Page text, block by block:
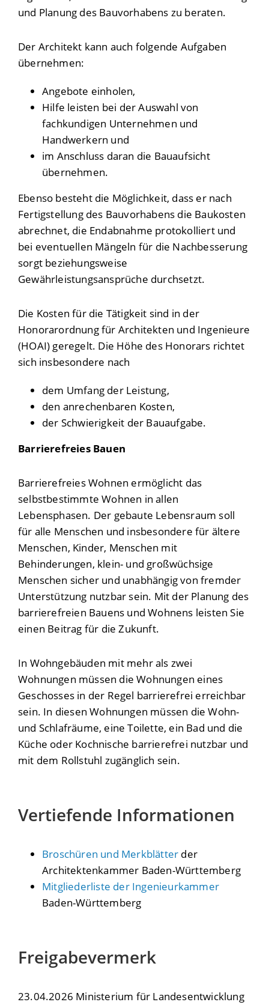
und Planung des Bauvorhabens zu beraten.
Der Architekt kann auch folgende Aufgaben
übernehmen:
Angebote einholen,
Hilfe leisten bei der Auswahl von
fachkundigen Unternehmen und
Handwerkern und
im Anschluss daran die Bauaufsicht
übernehmen.
Ebenso besteht die Möglichkeit, dass er nach
Fertigstellung des Bauvorhabens die Baukosten
abrechnet, die Endabnahme protokolliert und
bei eventuellen Mängeln für die Nachbesserung
sorgt beziehungsweise
Gewährleistungsansprüche durchsetzt.
Die Kosten für die Tätigkeit sind in der
Honorarordnung für Architekten und Ingenieure
(HOAI) geregelt. Die Höhe des Honorars richtet
sich insbesondere nach
dem Umfang der Leistung,
den anrechenbaren Kosten,
der Schwierigkeit der Bauaufgabe.
Barrierefreies Bauen
Barrierefreies Wohnen ermöglicht das
selbstbestimmte Wohnen in allen
Lebensphasen. Der gebaute Lebensraum soll
für alle Menschen und insbesondere für ältere
Menschen, Kinder, Menschen mit
Behinderungen, klein- und großwüchsige
Menschen sicher und unabhängig von fremder
Unterstützung nutzbar sein. Mit der Planung des
barrierefreien Bauens und Wohnens leisten Sie
einen Beitrag für die Zukunft.
In Wohngebäuden mit mehr als zwei
Wohnungen müssen die Wohnungen eines
Geschosses in der Regel barrierefrei erreichbar
sein. In diesen Wohnungen müssen die Wohn-
und Schlafräume, eine Toilette, ein Bad und die
Küche oder Kochnische barrierefrei nutzbar und
mit dem Rollstuhl zugänglich sein.
Vertiefende Informationen
Broschüren und Merkblätter der
Architektenkammer Baden-Württemberg
Mitgliederliste der Ingenieurkammer
Baden-Württemberg
Freigabevermerk
23.04.2026 Ministerium für Landesentwicklung